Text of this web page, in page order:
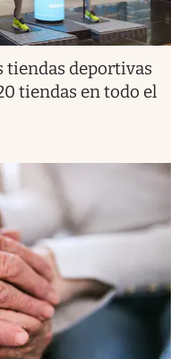
tiendas deportivas
tiendas en todo el